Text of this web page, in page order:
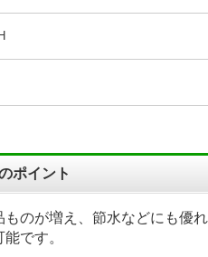
ポイント
のが増え、節水などにも優
です。